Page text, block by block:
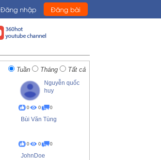
Đăng nhập Đăng bài
Tuần Tháng Tất cả
Nguyễn quốc
huy
0 0 0
Bùi Văn Tùng
0 0 0
JohnDoe